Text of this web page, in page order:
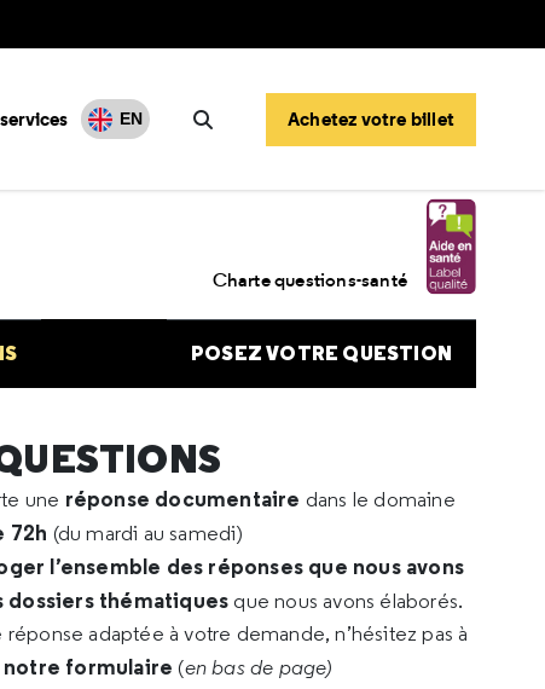
EN
Rechercher
Achetez votre billet
Charte questions-santé
POSEZ VOTRE QUESTION
une réponse documentaire dans le domaine
72h (du mardi au samedi)
l’ensemble des réponses que nous avons
dossiers thématiques que nous avons élaborés.
réponse adaptée à votre demande, n’hésitez pas à
formulaire (en bas de page)